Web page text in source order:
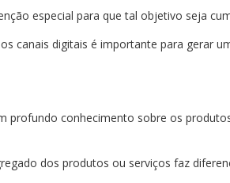
especial para que tal objetivo seja
canais digitais é importante para gerar
profundo conhecimento sobre os
dos produtos ou serviços faz